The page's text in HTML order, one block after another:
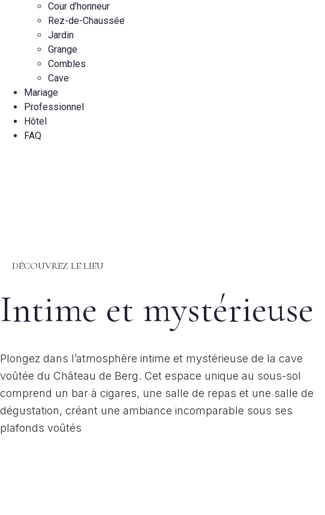
Cour d’honneur
Rez-de-Chaussée
Jardin
Grange
Combles
Cave
Mariage
Professionnel
Hôtel
FAQ
DÉCOUVREZ LE LIEU
Intime et mystérieuse
Plongez dans l’atmosphère intime et mystérieuse de la cave
voûtée du Château de Berg. Cet espace unique au sous-sol
comprend un bar à cigares, une salle de repas et une salle de
dégustation, créant une ambiance incomparable sous ses
plafonds voûtés